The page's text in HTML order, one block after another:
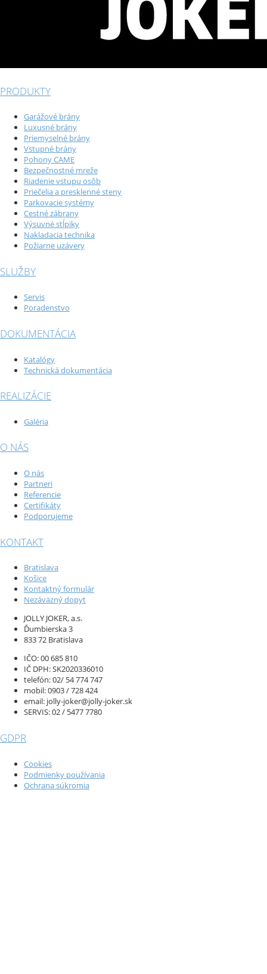
PRODUKTY
Garážové brány
Luxusné brány
Priemyselné brány
Vstupné brány
Pohony CAME
Bezpečnostné mreže
Riadenie vstupu osôb
Priečelia a presklenné steny
Parkovacie systémy
Cestné zábrany
Výsuvné stĺpiky
Nakladacia technika
Požiarne uzávery
SLUŽBY
Servis
Poradenstvo
DOKUMENTÁCIA
Katalógy
Technická dokumentácia
REALIZÁCIE
Galéria
O NÁS
O nás
Partneri
Referencie
Certifikáty
Podporujeme
KONTAKT
Bratislava
Košice
Kontaktný formulár
Nezáväzný dopyt
JOLLY JOKER, a.s.
Ďumbierska 3
833 72 Bratislava
IČO: 00 685 810
IČ DPH: SK2020336010
telefón: 02/ 54 774 747
mobil: 0903 / 728 424
email: jolly-joker@jolly-joker.sk
SERVIS: 02 / 5477 7780
GDPR
Cookies
Podmienky používania
Ochrana súkromia